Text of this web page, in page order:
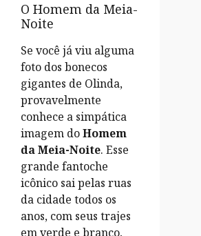
O Homem da Meia-
Noite
Se você já viu alguma
foto dos bonecos
gigantes de Olinda,
provavelmente
conhece a simpática
imagem doHomem
da Meia-Noite. Esse
grande fantoche
icônico sai pelas ruas
da cidade todos os
anos, com seus trajes
em verde e branco,